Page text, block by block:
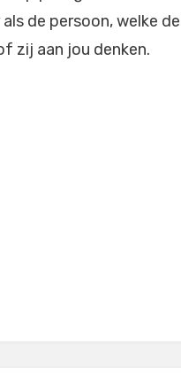
de persoon, welke de
zij aan jou denken.